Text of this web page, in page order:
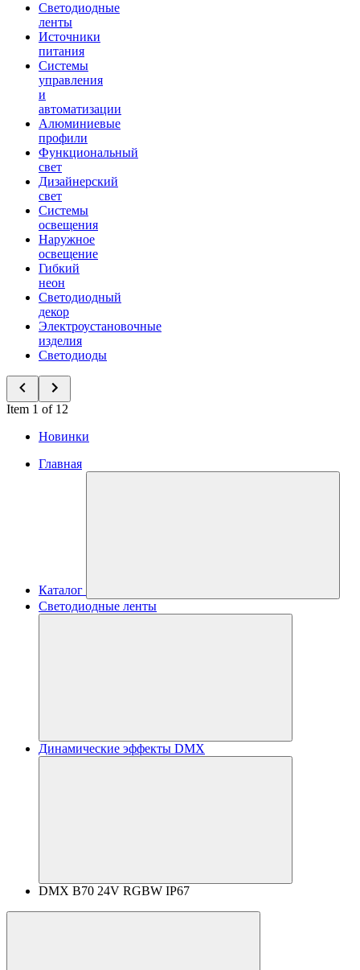
Светодиодные
ленты
Источники
питания
Системы
управления
и
автоматизации
Алюминиевые
профили
Функциональный
свет
Дизайнерский
свет
Системы
освещения
Наружное
освещение
Гибкий
неон
Светодиодный
декор
Электроустановочные
изделия
Светодиоды
Item 1 of 12
Новинки
Главная
Каталог
Светодиодные ленты
Динамические эффекты DMX
DMX B70 24V RGBW IP67